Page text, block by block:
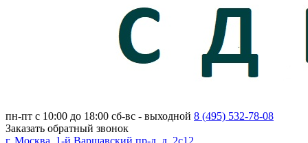
пн-пт с 10:00 до 18:00 сб-вс - выходной 8 (495) 532-78-08
Заказать обратный звонок
г. Москва, 1-й Варшавский пр-д, д. 2с12